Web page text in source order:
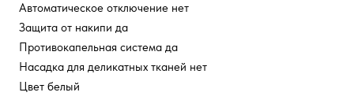
Автоматическое отключение нет
Защита от накипи да
Противокапельная система да
Насадка для деликатных тканей нет
Цвет белый